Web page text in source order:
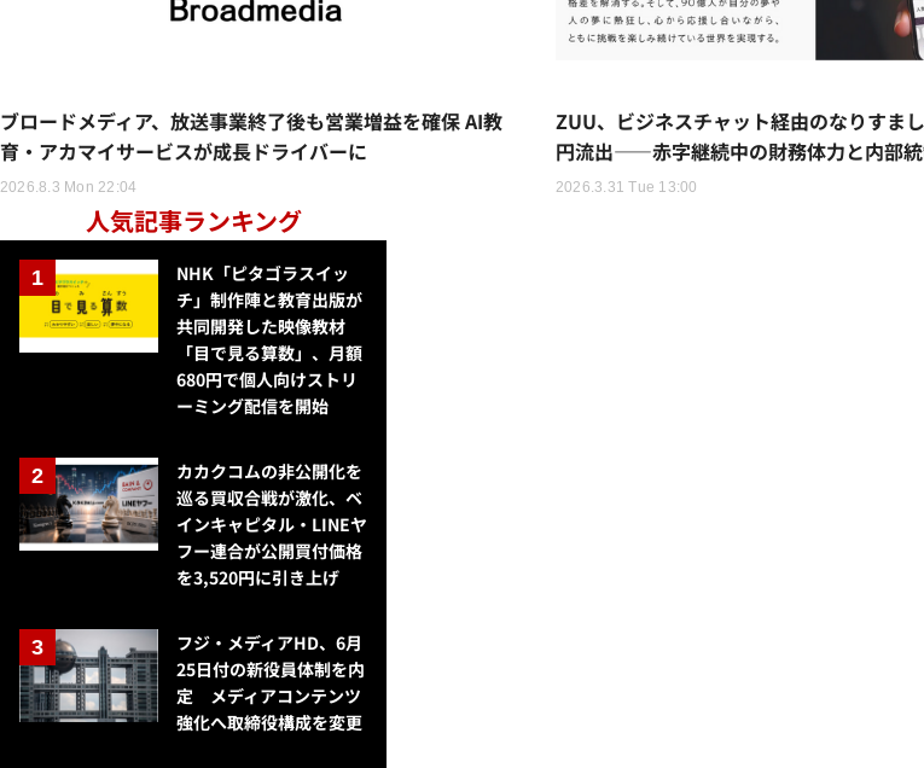
ブロードメディア、放送事業終了後も営業増益を確保 AI教
育・アカマイサービスが成長ドライバーに
2026.8.3 Mon 22:04
ZUU、ビジネスチャット経由のなりすま
円流出——赤字継続中の財務体力と内部
2026.3.31 Tue 13:00
人気記事ランキング
NHK「ピタゴラスイッ
チ」制作陣と教育出版が
共同開発した映像教材
「目で見る算数」、月額
680円で個人向けストリ
ーミング配信を開始
カカクコムの非公開化を
巡る買収合戦が激化、ベ
インキャピタル・LINEヤ
フー連合が公開買付価格
を3,520円に引き上げ
フジ・メディアHD、6月
25日付の新役員体制を内
定 メディアコンテンツ
強化へ取締役構成を変更